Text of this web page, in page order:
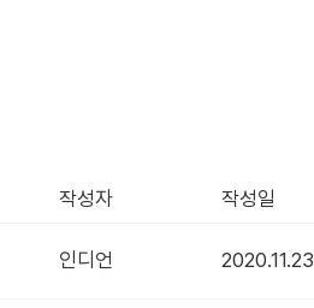
작성자 작성일
인디언 2020.11.23